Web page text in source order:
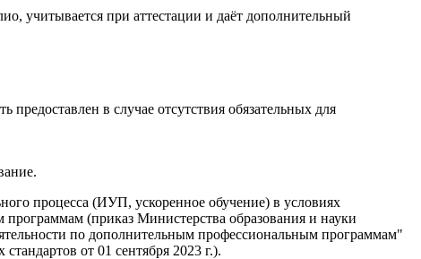
учитывается при аттестации и даёт дополнительный
в случае отсутствия обязательных для
процесса (ИУП, ускоренное обучение) в условиях
(приказ Министерства образования и науки
по дополнительным профессиональным программам"
от 01 сентября 2023 г.).